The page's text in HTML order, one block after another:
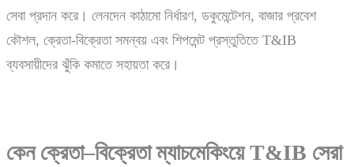
সেবা প্রদান করে। লেনদেন কাঠামো নির্ধারণ, ডকুমেন্টেশন, বাজার প্রবেশ
কৌশল, ক্রেতা-বিক্রেতা সমন্বয় এবং শিপমেন্ট প্রস্তুতিতে T&IB
ব্যবসায়ীদের ঝুঁকি কমাতে সহায়তা করে।
কেন ক্রেতা–বিক্রেতা ম্যাচমেকিংয়ে T&IB সেরা